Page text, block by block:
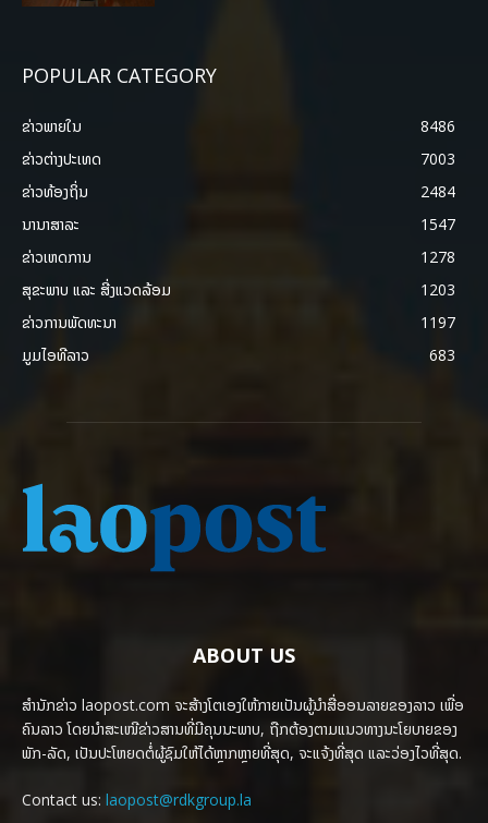
POPULAR CATEGORY
ຂ່າວພາຍ​ໃນ
8486
ຂ່າວຕ່າງປະເທດ
7003
ຂ່າວທ້ອງຖິ່ນ
2484
ນານາສາລະ
1547
ຂ່າວເຫດການ
1278
ສຸຂະພາບ ແລະ ສີ່ງແວດລ້ອມ
1203
ຂ່າວການພັດທະນາ
1197
ມູມໄອທີລາວ
683
ABOUT US
ສຳນັກຂ່າວ laopost.com ຈະສ້າງໂຕເອງໃຫ້ກາຍເປັນຜູ້ນຳສື່ອອນລາຍຂອງລາວ ເພື່ອ
ຄົນລາວ ໂດຍນຳສະເໜີຂ່າວສານທີ່ມີຄຸນນະພາບ, ຖືກຕ້ອງຕາມແນວທາງນະໂຍບາຍຂອງ
ພັກ-ລັດ, ເປັນປະໂຫຍດຕໍ່ຜູ້ຊົມໃຫ້ໄດ້ຫຼາກຫຼາຍທີ່ສຸດ, ຈະແຈ້ງທີ່ສຸດ ແລະວ່ອງໄວທີ່ສຸດ.
Contact us: laopost@rdkgroup.la